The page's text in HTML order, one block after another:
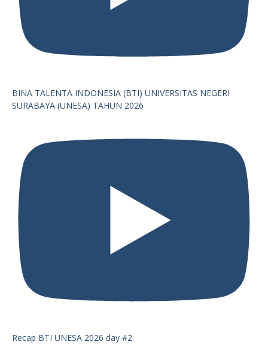
BINA TALENTA INDONESIA (BTI) UNIVERSITAS NEGERI
SURABAYA (UNESA) TAHUN 2026
Recap BTI UNESA 2026 day #2